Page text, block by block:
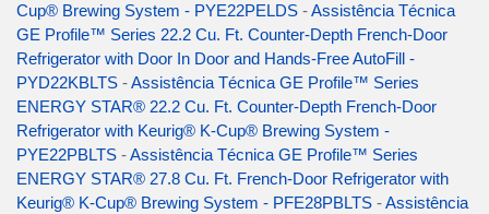
Cup® Brewing System - PYE22PELDS -Assistência Técnica
GE Profile™ Series 22.2 Cu. Ft. Counter-Depth French-Door
Refrigerator with Door In Door and Hands-Free AutoFill -
PYD22KBLTS -Assistência Técnica GE Profile™ Series
ENERGY STAR® 22.2 Cu. Ft. Counter-Depth French-Door
Refrigerator with Keurig® K-Cup® Brewing System -
PYE22PBLTS -Assistência Técnica GE Profile™ Series
ENERGY STAR® 27.8 Cu. Ft. French-Door Refrigerator with
Keurig® K-Cup® Brewing System - PFE28PBLTS -Assistência